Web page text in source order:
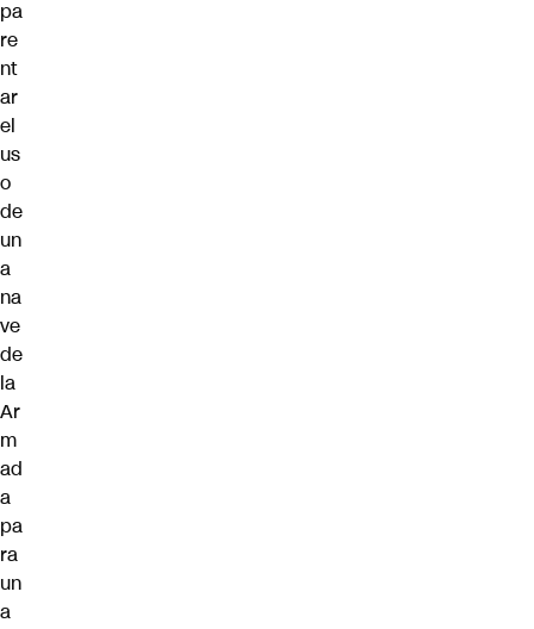
pa
re
nt
ar
el
us
o
de
un
a
na
ve
de
la
Ar
m
ad
a
pa
ra
un
a